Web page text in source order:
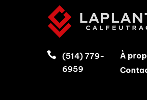

(514) 779-
6959
À